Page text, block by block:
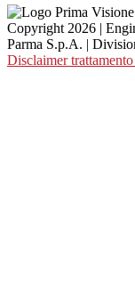
Copyright 2026 |
Parma S.p.A. |
Disclaimer